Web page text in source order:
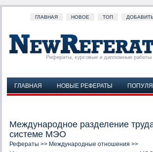
ГЛАВНАЯ НОВОЕ ТОП
ГЛАВНАЯ НОВЫЕ РЕФЕРАТЫ
Международное разделение
системе МЭО
Рефераты >> Международные отношения >>